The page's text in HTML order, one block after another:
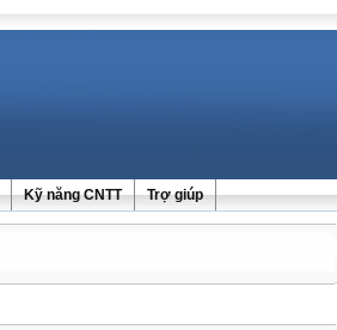
Kỹ năng CNTT Trợ giúp